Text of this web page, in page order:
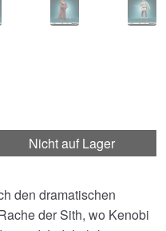
Nicht auf Lager
den dramatischen
der Sith, wo Kenobi